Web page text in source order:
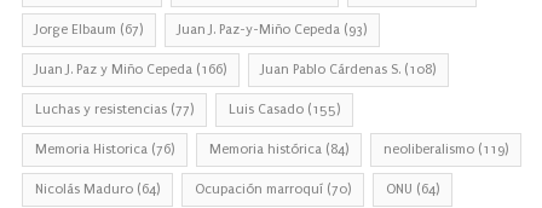
Jorge Elbaum (67) Juan J. Paz-y-Miño Cepeda (93)
Juan J. Paz y Miño Cepeda (166) Juan Pablo Cárdenas S. (108)
Luchas y resistencias (77) Luis Casado (155)
Memoria Historica (76) Memoria histórica (84) neoliberalismo (119)
Nicolás Maduro (64) Ocupación marroquí (70) ONU (64)